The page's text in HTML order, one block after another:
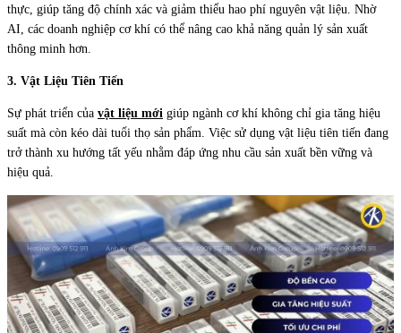
thực, giúp tăng độ chính xác và giảm thiểu hao phí nguyên vật liệu. Nhờ
AI, các doanh nghiệp cơ khí có thể nâng cao khả năng quản lý sản xuất
thông minh hơn.
3. Vật Liệu Tiên Tiến
Sự phát triển của vật liệu mới giúp ngành cơ khí không chỉ gia tăng hiệu
suất mà còn kéo dài tuổi thọ sản phẩm. Việc sử dụng vật liệu tiên tiến đang
trở thành xu hướng tất yếu nhằm đáp ứng nhu cầu sản xuất bền vững và
hiệu quả.